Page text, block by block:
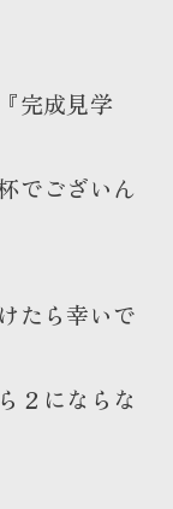
完成見学
でございん
たら幸いで
２にならな